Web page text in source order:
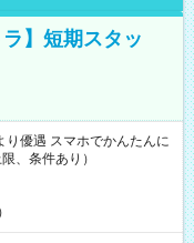
】短期スタッ
優遇 スマホでかんたんに
、条件あり）